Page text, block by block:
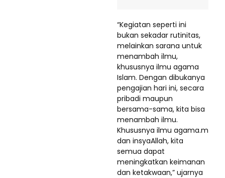
“Kegiatan seperti ini
bukan sekadar rutinitas,
melainkan sarana untuk
menambah ilmu,
khususnya ilmu agama
Islam. Dengan dibukanya
pengajian hari ini, secara
pribadi maupun
bersama-sama, kita bisa
menambah ilmu.
Khususnya ilmu agama.m
dan insyaAllah, kita
semua dapat
meningkatkan keimanan
dan ketakwaan,” ujarnya